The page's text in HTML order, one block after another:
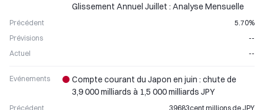
Glissement Annuel Juillet : Analyse Mensuelle
Précédent
5.70%
Prévisions
--
Actuel
--
Evénements
Compte courant du Japon en juin : chute de
3,9 000 milliards à 1,5 000 milliards JPY
Précédent
39683cent millions de JPY